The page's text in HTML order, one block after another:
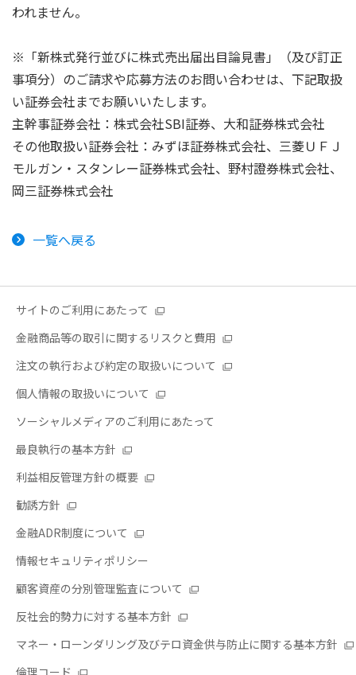
われません。
※「新株式発行並びに株式売出届出目論見書」（及び訂正
事項分）のご請求や応募⽅法のお問い合わせは、下記取扱
い証券会社までお願いいたします。
主幹事証券会社：株式会社SBI証券、大和証券株式会社
その他取扱い証券会社：みずほ証券株式会社、三菱ＵＦＪ
モルガン・スタンレー証券株式会社、野村證券株式会社、
岡三証券株式会社
一覧へ戻る
サイトのご利用にあたって
金融商品等の取引に関するリスクと費用
注文の執行および約定の取扱いについて
個人情報の取扱いについて
ソーシャルメディアのご利用にあたって
最良執行の基本方針
利益相反管理方針の概要
勧誘方針
金融ADR制度について
情報セキュリティポリシー
顧客資産の分別管理監査について
反社会的勢力に対する基本方針
マネー・ローンダリング及びテロ資金供与防止に関する基本方針
倫理コード